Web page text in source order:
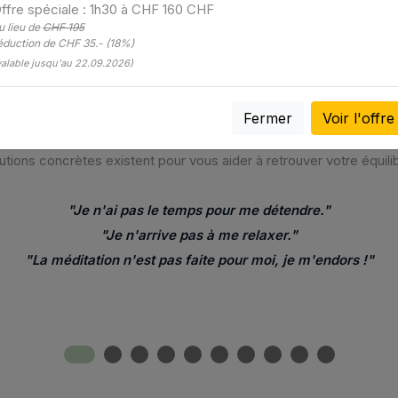
Les symptômes
le corps tire la sonnette d'alarme...
Les symptômes
par des maux subtils qui, avec le temps, deviennent
vous vous reconnaissez dans les exemples de situations décrites
prenez une profonde inspiration : vous n'êtes pas
concrètes existent pour vous aider à retrouver votre
"Je n'ai pas le temps pour me détendre."
"Je n'arrive pas à me relaxer."
"La méditation n'est pas faite pour moi, je m'endors !"
spéciale️ : 1h30 à CHF 160 CHF
lieu deCHF 195
de CHF 35.- (18%)
jusqu'au 22.09.2026)
Fermer Voir l'offre